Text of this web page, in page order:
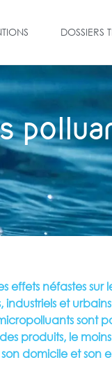
DOSSIERS
néfastes
et
sont
produits, le
domicile et son